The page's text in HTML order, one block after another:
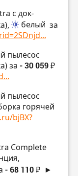
с док-
белый за
пылесос
за - 30 059 ₽
пылесос
горячей
bjBX?
Complete
- 68 110 ₽ ►